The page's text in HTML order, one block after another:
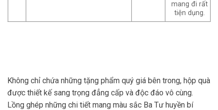
mang đi rất
tiện dụng.
Không chỉ chứa những tặng phẩm quý giá bên trong, hộp quà
được thiết kế sang trọng đẳng cấp và độc đáo vô cùng.
Lồng ghép những chi tiết mang màu sắc Ba Tư huyền bí